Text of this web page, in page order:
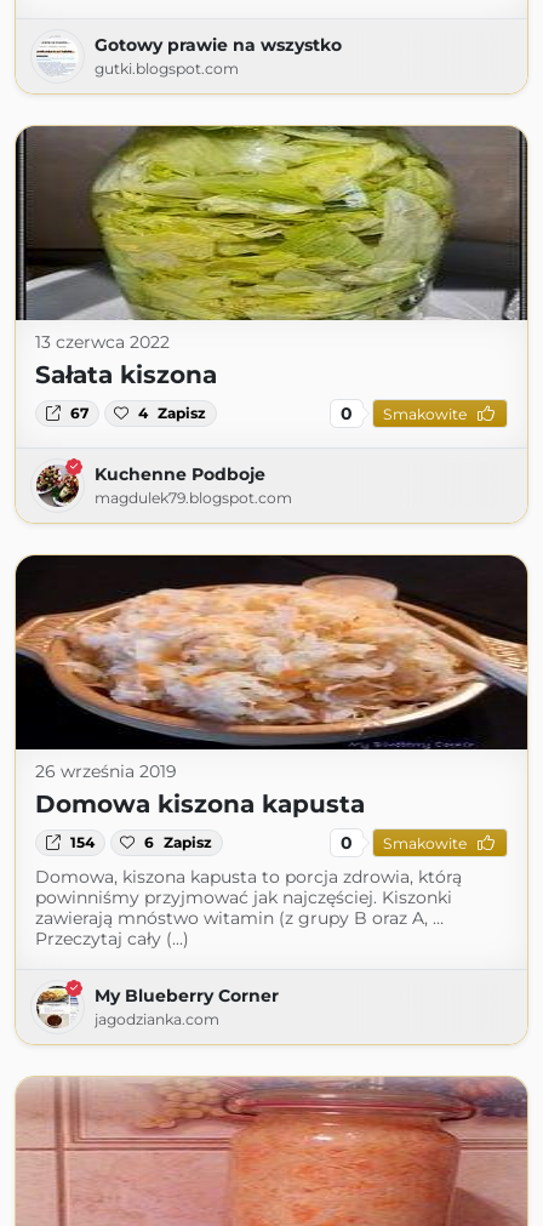
Gotowy prawie na wszystko
gutki.blogspot.com
13 czerwca 2022
Sałata kiszona
67 4 Zapisz 0 Smakowite
Kuchenne Podboje
magdulek79.blogspot.com
26 września 2019
Domowa kiszona kapusta
154 6 Zapisz 0 Smakowite
Domowa, kiszona kapusta to porcja zdrowia, którą
powinniśmy przyjmować jak najczęściej. Kiszonki
zawierają mnóstwo witamin (z grupy B oraz A, …
Przeczytaj cały (...)
My Blueberry Corner
jagodzianka.com